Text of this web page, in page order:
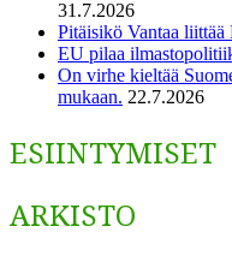
31.7.2026
Pitäisikö Vantaa
EU pilaa
On virhe kieltää
mukaan. 22.7.2026
ESIINTYMISET
ARKISTO